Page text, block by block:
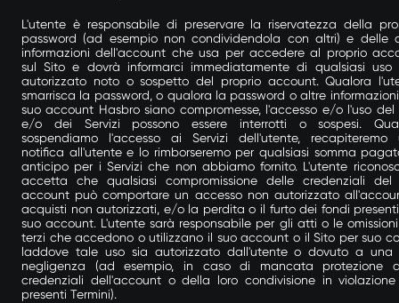
L'utente è responsabile di preservare la riservatezza della
password (ad esempio non condividendola con altri) e delle
informazioni dell'account che usa per accedere al proprio
sul Sito e dovrà informarci immediatamente di qualsiasi uso
autorizzato noto o sospetto del proprio account. Qualora
smarrisca la password, o qualora la password o altre
suo account Hasbro siano compromesse, l'accesso e/o l'uso del
e/o dei Servizi possono essere interrotti o sospesi.
sospendiamo l'accesso ai Servizi dell'utente, recapiteremo
notifica all'utente e lo rimborseremo per qualsiasi somma
anticipo per i Servizi che non abbiamo fornito. L'utente
accetta che qualsiasi compromissione delle credenziali del
account può comportare un accesso non autorizzato
acquisti non autorizzati, e/o la perdita o il furto dei fondi
suo account. L'utente sarà responsabile per gli atti o le
terzi che accedono o utilizzano il suo account o il Sito per suo
laddove tale uso sia autorizzato dall'utente o dovuto a una
negligenza (ad esempio, in caso di mancata protezione
credenziali dell'account o della loro condivisione in
presenti Termini).